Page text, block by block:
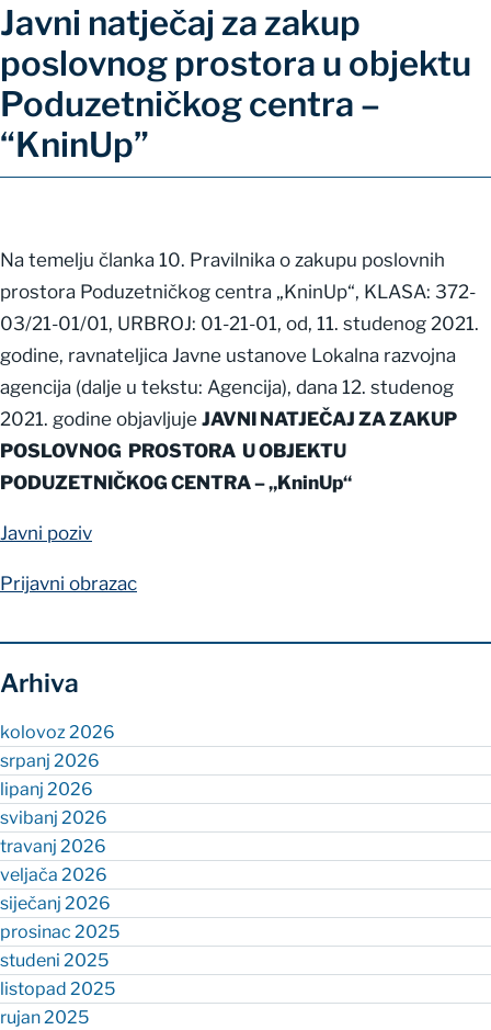
Javni natječaj za zakup
poslovnog prostora u objektu
Poduzetničkog centra –
“KninUp”
Na temelju članka 10. Pravilnika o zakupu poslovnih
prostora Poduzetničkog centra „KninUp“, KLASA: 372-
03/21-01/01, URBROJ: 01-21-01, od, 11. studenog 2021.
godine, ravnateljica Javne ustanove Lokalna razvojna
agencija (dalje u tekstu: Agencija), dana 12. studenog
2021. godine objavljuje JAVNI NATJEČAJ ZA ZAKUP
POSLOVNOG PROSTORA U OBJEKTU
PODUZETNIČKOG CENTRA – „KninUp“
Javni poziv
Prijavni obrazac
Arhiva
kolovoz 2026
srpanj 2026
lipanj 2026
svibanj 2026
travanj 2026
veljača 2026
siječanj 2026
prosinac 2025
studeni 2025
listopad 2025
rujan 2025